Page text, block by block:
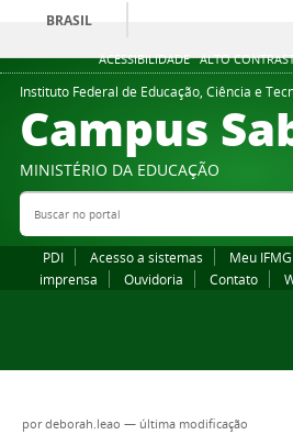
ACESSIBILIDADE ALTO
BRASIL
Instituto Federal de Educação, Ciência e
Campus
MINISTÉRIO DA EDUCAÇÃO
Buscar no portal
PDI Acesso a sistemas Meu IFMG
imprensa
Ouvidoria Contato
pordeborah.leao — última modificação